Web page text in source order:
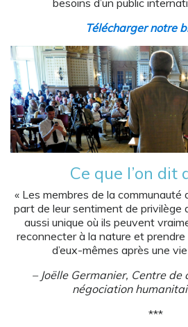
Télécharger notre
Ce que l’on dit
« Les membres de la
part de leur sentiment de privilège
aussi unique où ils peuvent
reconnecter à la nature et prendre
d’eux-mêmes après une
– Joëlle Germanier, Centre
négociation
***